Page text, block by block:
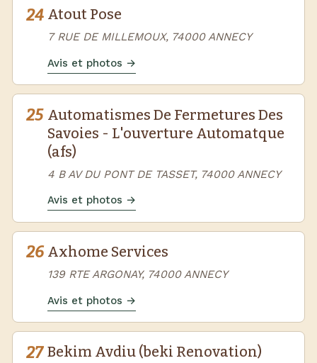
24 Atout Pose
7 RUE DE MILLEMOUX, 74000 ANNECY
Avis et photos →
25 Automatismes De Fermetures Des
Savoies - L'ouverture Automatque
(afs)
4 B AV DU PONT DE TASSET, 74000 ANNECY
Avis et photos →
26 Axhome Services
139 RTE ARGONAY, 74000 ANNECY
Avis et photos →
27 Bekim Avdiu (beki Renovation)